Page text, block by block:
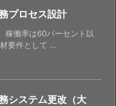
プロセス設計
稼働率は60パーセント以
要件として ...
システム更改（大